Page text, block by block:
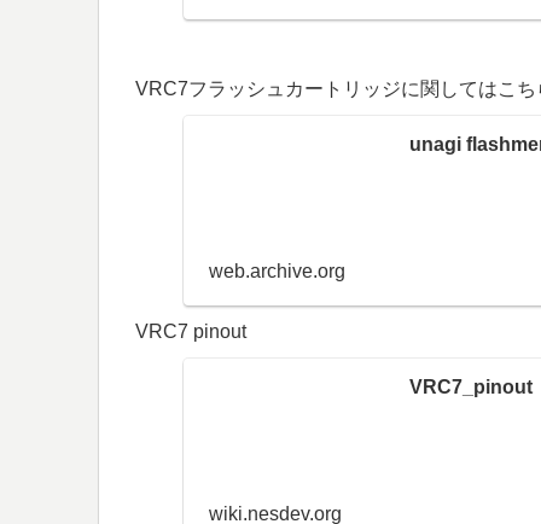
VRC7フラッシュカートリッジに関してはこ
unagi
web.archive.org
VRC7 pinout
VRC7_pinout
wiki.nesdev.org